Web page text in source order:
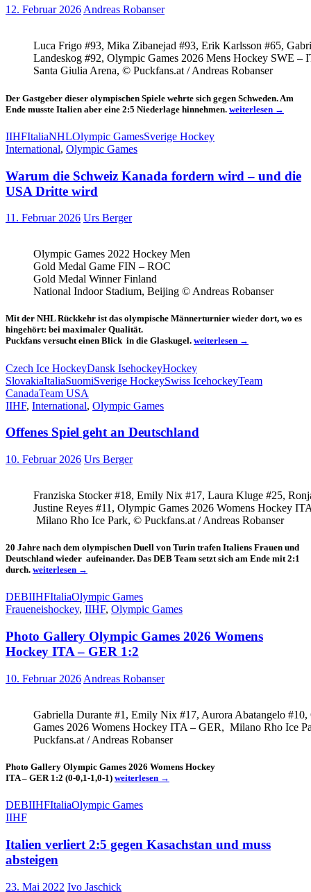
12. Februar 2026Andreas Robanser
Luca Frigo #93, Mika Zibanejad #93, Erik Karlsson #65,
Landeskog #92, Olympic Games 2026 Mens Hockey SWE –
Santa Giulia Arena, © Puckfans.at / Andreas Robanser
Der Gastgeber dieser olympischen Spiele wehrte sich gegen Schweden. Am
Ende musste Italien aber eine 2:5 Niederlage hinnehmen. Schweden
als
weiterlesen →
IIHFItaliaNHLOlympic GamesSverige Hockey
International, Olympic Games
Warum die Schweiz Kanada fordern wird – und die
USA Dritte wird
11. Februar 2026 Urs Berger
Olympic Games 2022 Hockey Men
Gold Medal Game FIN – ROC
Gold Medal Winner Finland
National Indoor Stadium, Beijing © Andreas Robanser
Mit der NHL Rückkehr ist das olympische Männerturnier wieder dort, wo es
hingehört: bei maximaler Qualität.
Puckfans versucht einen Blick in die Glaskugel. Warum
Kanada
fordern
die
USA
weiterlesen →
Czech Ice HockeyDansk IsehockeyHockey
SlovakiaItaliaSuomiSverige HockeySwiss IcehockeyTeam
CanadaTeam USA
IIHF, International, Olympic Games
Offenes Spiel geht an Deutschland
10. Februar 2026 Urs Berger
Franziska Stocker #18, Emily Nix #17, Laura Kluge #25,
Justine Reyes #11, Olympic Games 2026 Womens Hockey
Milano Rho Ice Park, © Puckfans.at / Andreas Robanser
20 Jahre nach dem olympischen Duell von Turin trafen Italiens Frauen und
Deutschland wieder aufeinander. Das DEB Team setzt sich am Ende mit 2:1
durch. Offenes
geht
an
Deutschland
weiterlesen →
DEBIIHFItaliaOlympic Games
Fraueneishockey, IIHF, Olympic Games
Photo Gallery Olympic Games 2026 Womens
Hockey ITA – GER 1:2
10. Februar 2026 Andreas Robanser
Gabriella Durante #1, Emily Nix #17, Aurora Abatangelo
Games 2026 Womens Hockey ITA – GER, Milano Rho Ice
Puckfans.at / Andreas Robanser
Photo Gallery Olympic Games 2026 Womens Hockey
ITA – GER 1:2 (0-0,1-1,0-1) Photo
Olympic
Games
Hockey
ITA
1:2
weiterlesen →
DEBIIHFItaliaOlympic Games
IIHF
Italien verliert 2:5 gegen Kasachstan und muss
absteigen
23. Mai 2022 Ivo Jaschick